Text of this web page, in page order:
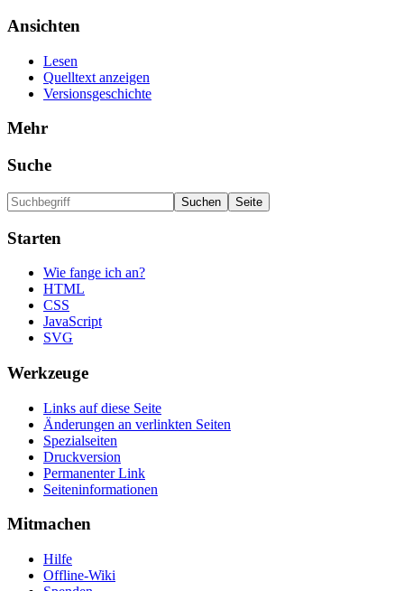
Ansichten
Lesen
Quelltext anzeigen
Versionsgeschichte
Mehr
Suche
Starten
Wie fange ich an?
HTML
CSS
JavaScript
SVG
Werkzeuge
Links auf diese Seite
Änderungen an verlinkten Seiten
Spezialseiten
Druckversion
Permanenter Link
Seiten­informationen
Mitmachen
Hilfe
Offline-Wiki